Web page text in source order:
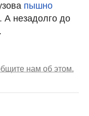
пышно
. А незадолго до
.
нам об этом.